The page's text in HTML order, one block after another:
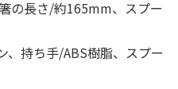
長さ/約165mm、スプー
持ち手/ABS樹脂、スプー